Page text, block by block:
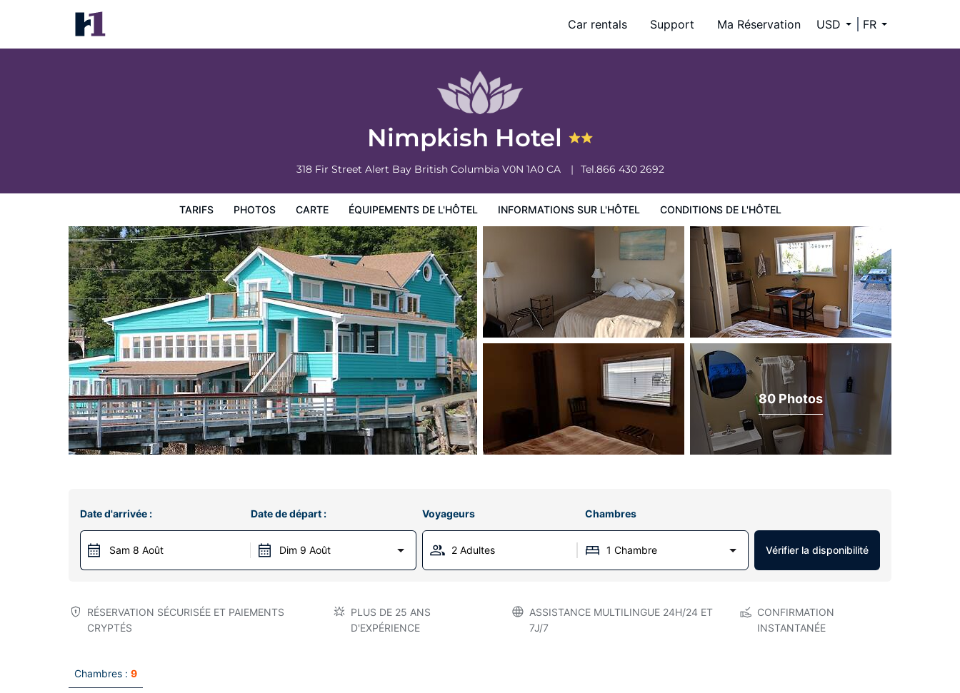
Car rentals Support Ma Réservation USD FR
Nimpkish Hotel
318 Fir Street Alert Bay British Columbia V0N 1A0 CA Tel.866 430 2692
TARIFS PHOTOS CARTE ÉQUIPEMENTS DE L'HÔTEL INFORMATIONS SUR L'HÔTEL CONDITIONS DE L'HÔTEL
Nimpkish Hotel
Tarifs
80 Photos
Date d'arrivée :
Sam 8 Août
Date de départ :
Dim 9 Août
Voyageurs Chambres
2 Adultes 1 Chambre Vérifier la disponibilité
RÉSERVATION SÉCURISÉE ET PAIEMENTS
CRYPTÉS
PLUS DE 25 ANS
D'EXPÉRIENCE
ASSISTANCE MULTILINGUE 24H/24 ET
7J/7
CONFIRMATION
INSTANTANÉE
Chambres : 9